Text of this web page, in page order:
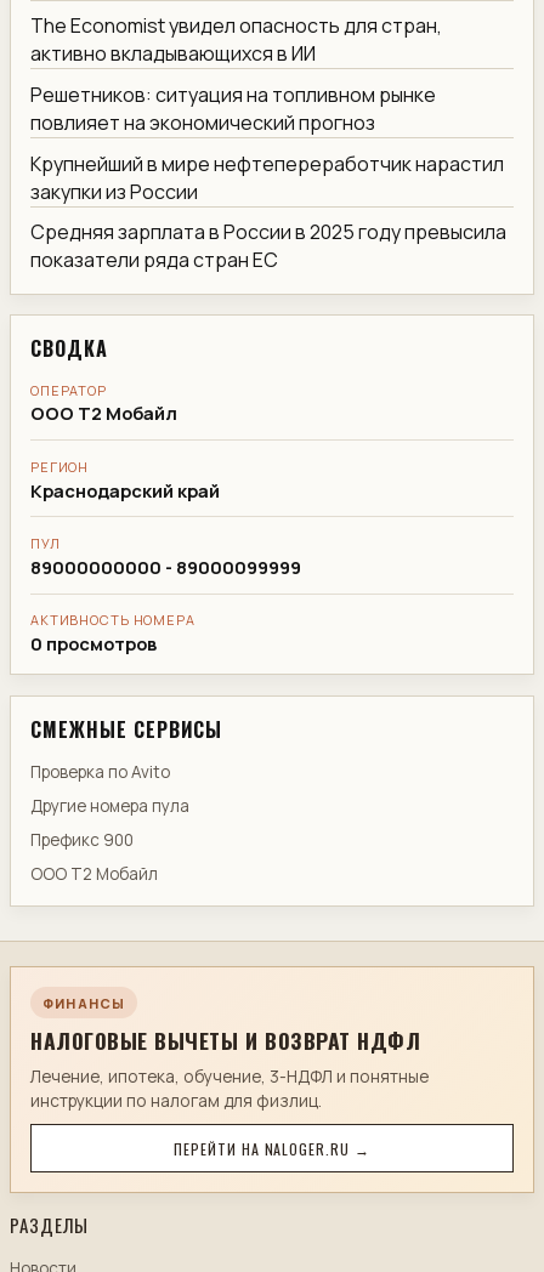
The Economist увидел опасность для стран,
активно вкладывающихся в ИИ
Решетников: ситуация на топливном рынке
повлияет на экономический прогноз
Крупнейший в мире нефтепереработчик нарастил
закупки из России
Средняя зарплата в России в 2025 году превысила
показатели ряда стран ЕС
СВОДКА
ОПЕРАТОР
ООО Т2 Мобайл
РЕГИОН
Краснодарский край
ПУЛ
89000000000 - 89000099999
АКТИВНОСТЬ НОМЕРА
0 просмотров
СМЕЖНЫЕ СЕРВИСЫ
Проверка по Avito
Другие номера пула
Префикс 900
ООО Т2 Мобайл
ФИНАНСЫ
НАЛОГОВЫЕ ВЫЧЕТЫ И ВОЗВРАТ НДФЛ
Лечение, ипотека, обучение, 3-НДФЛ и понятные
инструкции по налогам для физлиц.
ПЕРЕЙТИ НА NALOGER.RU →
РАЗДЕЛЫ